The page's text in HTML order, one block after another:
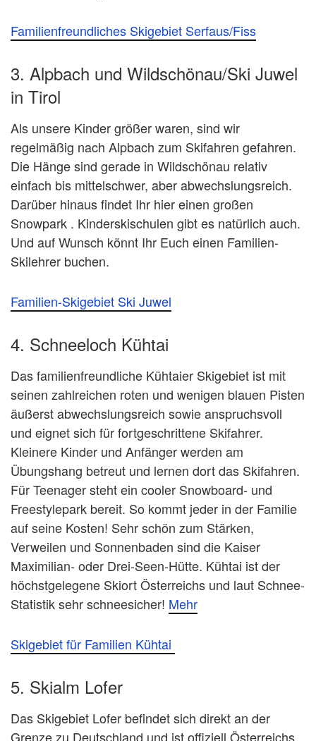
Familienfreundliches Skigebiet Serfaus/Fiss
3. Alpbach und Wildschönau/Ski Juwel
in Tirol
Als unsere Kinder größer waren, sind wir
regelmäßig nach Alpbach zum Skifahren gefahren.
Die Hänge sind gerade in Wildschönau relativ
einfach bis mittelschwer, aber abwechslungsreich.
Darüber hinaus findet Ihr hier einen großen
Snowpark . Kinderskischulen gibt es natürlich auch.
Und auf Wunsch könnt Ihr Euch einen Familien-
Skilehrer buchen.
Familien-Skigebiet Ski Juwel
4. Schneeloch Kühtai
Das familienfreundliche Kühtaier Skigebiet ist mit
seinen zahlreichen roten und wenigen blauen Pisten
äußerst abwechslungsreich sowie anspruchsvoll
und eignet sich für fortgeschrittene Skifahrer.
Kleinere Kinder und Anfänger werden am
Übungshang betreut und lernen dort das Skifahren.
Für Teenager steht ein cooler Snowboard- und
Freestylepark bereit. So kommt jeder in der Familie
auf seine Kosten! Sehr schön zum Stärken,
Verweilen und Sonnenbaden sind die Kaiser
Maximilian- oder Drei-Seen-Hütte. Kühtai ist der
höchstgelegene Skiort Österreichs und laut Schnee-
Statistik sehr schneesicher! Mehr
Skigebiet für Familien Kühtai
5. Skialm Lofer
Das Skigebiet Lofer befindet sich direkt an der
Grenze zu Deutschland und ist offiziell Österreichs